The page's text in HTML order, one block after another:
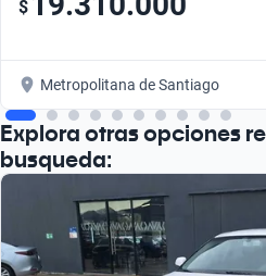
$
Metropolitana de Santiago
Explora otras opciones
busqueda: